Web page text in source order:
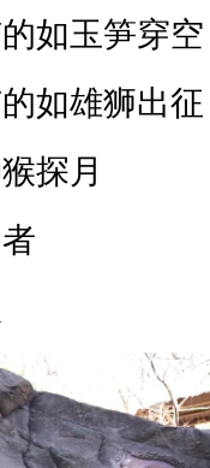
如玉笋穿空
如雄狮出征
探月